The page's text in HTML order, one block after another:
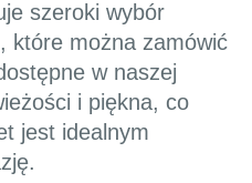
szeroki wybór
które można zamówić
w naszej
i piękna, co
jest idealnym